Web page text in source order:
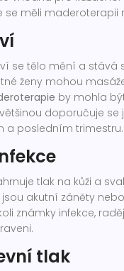
se měli maderoterapii
se tělo mění a stává
ženy mohou
by mohla
doporučuje se
a posledním trimestru.
tlak na kůži a
akutní záněty
známky infekce,
tlak